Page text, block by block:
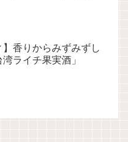
】香りからみずみずし
ライチ果実酒」